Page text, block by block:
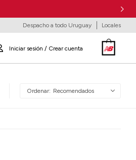
Despacho a todo Uruguay Locales
Recomendados